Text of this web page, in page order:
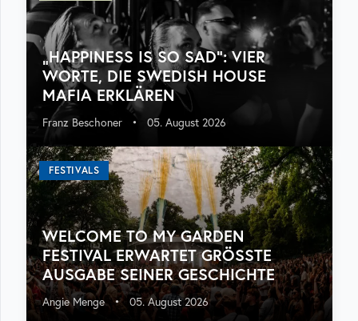
„HAPPINESS IS SO SAD“: VIER
WORTE, DIE SWEDISH HOUSE
MAFIA ERKLÄREN
Franz Beschoner • 05. August 2026
FESTIVALS
WELCOME TO MY GARDEN
FESTIVAL ERWARTET GRÖSSTE A
USGABE SEINER GESCHICHTE
Angie Menge • 05. August 2026